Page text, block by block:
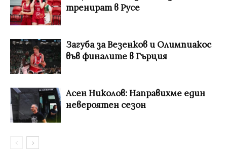
тренират в Русе
Загуба за Везенков и Олимпиакос
във финалите в Гърция
Асен Николов: Направихме един
невероятен сезон